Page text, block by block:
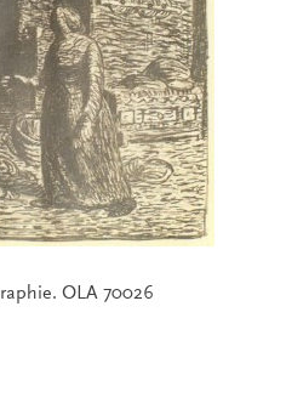
OLA 70026